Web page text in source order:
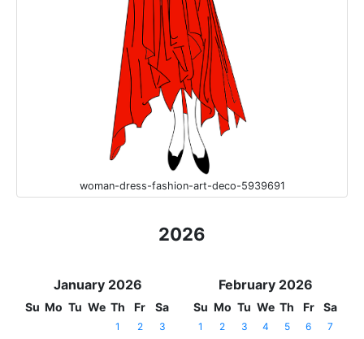
woman-dress-fashion-art-deco-5939691
2026
January 2026
Su Mo Tu We Th Fr Sa
1 2
3
February 2026
Su Mo Tu We Th Fr Sa
1 2 3 4 5 6
7